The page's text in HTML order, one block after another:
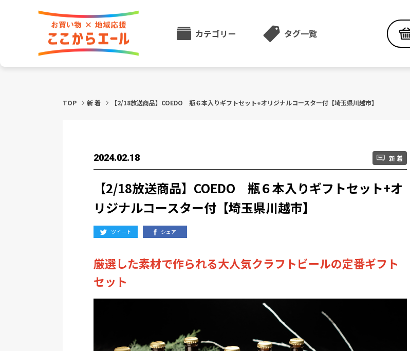
カテゴリー タグ一覧
TOP 新 着 【2/18放送商品】COEDO 瓶６本入りギフトセット+オリジナルコースター付【埼玉県川越市】
2024.02.18 新 着
【2/18放送商品】COEDO 瓶６本入りギフトセット+オ
リジナルコースター付【埼玉県川越市】
ツイート シェア
厳選した素材で作られる大人気クラフトビールの定番ギフト
セット